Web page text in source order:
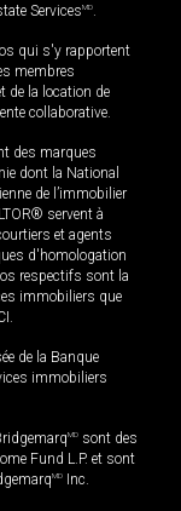
ServicesMD
qui s'y rapportent
membres
de la location de
collaborative.
des marques
dont la National
de l’immobilier
servent à
et agents
d'homologation
respectifs sont la
immobiliers que
de la Banque
immobiliers
MD sont des
Fund L.P. et sont
MD Inc.